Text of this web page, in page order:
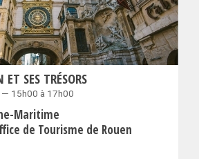
SES TRÉSORS
15h00 à 17h00
Maritime
de Tourisme de Rouen